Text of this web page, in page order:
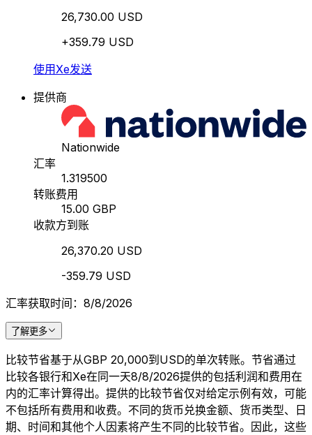
26,730.00 USD
+359.79 USD
使用Xe发送
提供商
Nationwide
汇率
1.319500
转账费用
15.00 GBP
收款方到账
26,370.20 USD
-359.79 USD
汇率获取时间：8/8/2026
了解更多
比较节省基于从GBP 20,000到USD的单次转账。节省通过
比较各银行和Xe在同一天8/8/2026提供的包括利润和费用在
内的汇率计算得出。提供的比较节省仅对给定示例有效，可能
不包括所有费用和收费。不同的货币兑换金额、货币类型、日
期、时间和其他个人因素将产生不同的比较节省。因此，这些